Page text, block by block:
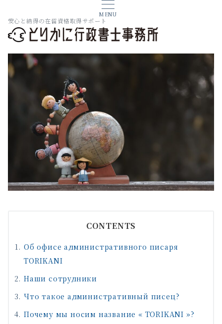
MENU
安心と納得の在留資格取得サポート
CONTENTS
Об офисе административного писаря
TORIKANI
Наши сотрудники
Что такое административный писец?
Почему мы носим название « TORIKANI »?